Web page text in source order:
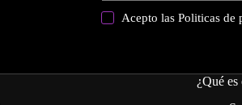
Acepto lasPoliticas de
¿Qué